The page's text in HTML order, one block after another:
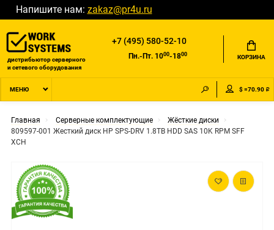
Напишите нам: zakaz@pr4u.ru
дистрибьютор серверного
и сетевого оборудования
+7 (495) 580-52-10
Пн.-Пт. 1000-1800 КОРЗИНА
МЕНЮ $ =70.90 ₽
Главная Серверные комплектующие
Жёсткие диски
809597-001 Жесткий диск HP SPS-DRV 1.8TB HDD SAS 10K RPM SFF
XCH